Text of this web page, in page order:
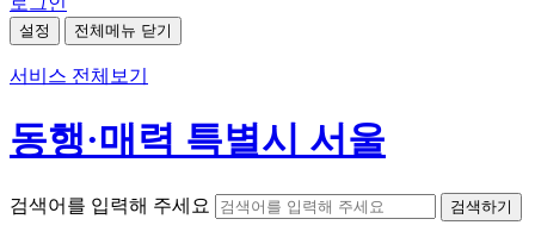
설정 전체메뉴 닫기
서비스 전체보기
동행·매력 특별시 서울
검색어를 입력해 주세요 검색하기